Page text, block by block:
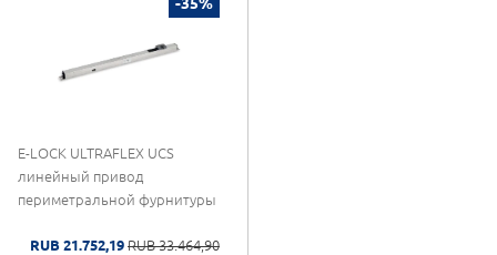
E-LOCK ULTRAFLEX UCS
линейный привод
периметральной фурнитуры
RUB 21.752,19 RUB 33.464,90